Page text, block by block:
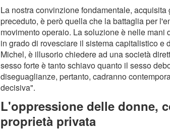
La nostra convinzione fondamentale,
preceduto, è però quella che la battaglia per
movimento operaio. La soluzione è nelle
in grado di rovesciare il sistema capitalistico e
Michel, è illusorio chiedere ad una società
sesso forte è tanto schiavo quanto il sesso
diseguaglianze, pertanto, cadranno
decisiva".
L'oppressione delle donne,
proprietà privata